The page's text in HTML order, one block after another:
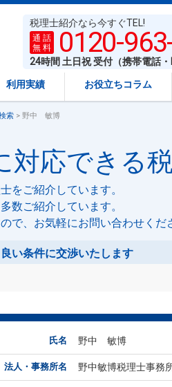
税理士紹介なら今すぐTEL!
通 話
無 料
0120-
24時間 土日祝 受付（携帯電話・
利用実績 お役立ちコラム
索 > 野中 敏博
対応でき
をご紹介しています。
数ご紹介しています。
で、お気軽にお問い合わせくだ
い条件に交渉いたします
氏名 野中 敏博
法人・事務所名 野中敏博税理士事務